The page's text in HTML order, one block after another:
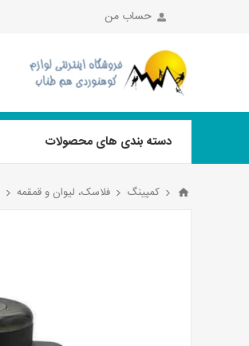
حساب من
دسته بندی های محصولات
کمپینگ فلاسک، لیوان و قمقمه